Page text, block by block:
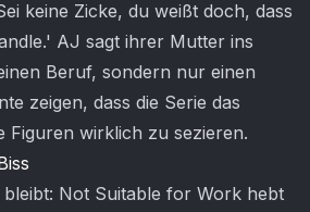
keine Zicke, du weißt doch, dass
AJ sagt ihrer Mutter ins
Beruf, sondern nur einen
zeigen, dass die Serie das
Figuren wirklich zu sezieren.
Not Suitable for Work hebt